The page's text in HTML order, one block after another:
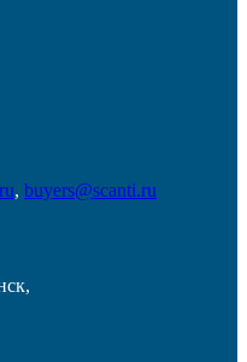
, buyers@scanti.ru